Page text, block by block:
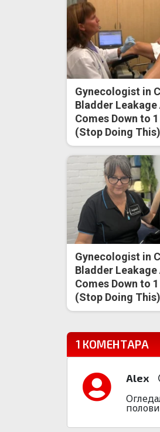
Gynecologist in
Bladder
Comes Down to
(Stop Doing This)
Gynecologist in
Bladder
Comes Down to
(Stop Doing This)
1 КОМЕНТАРА
Alex